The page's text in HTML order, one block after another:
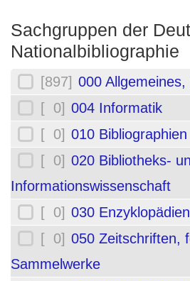
Sachgruppen der
Nationalbibliographie
[897] 000
[ 0] 004 Informatik
[ 0] 010 Bibliographien
[ 0] 020 Bibliotheks-
Informationswissenschaft
[ 0] 030 Enzyklopädien
[ 0] 050 Zeitschriften,
Sammelwerke